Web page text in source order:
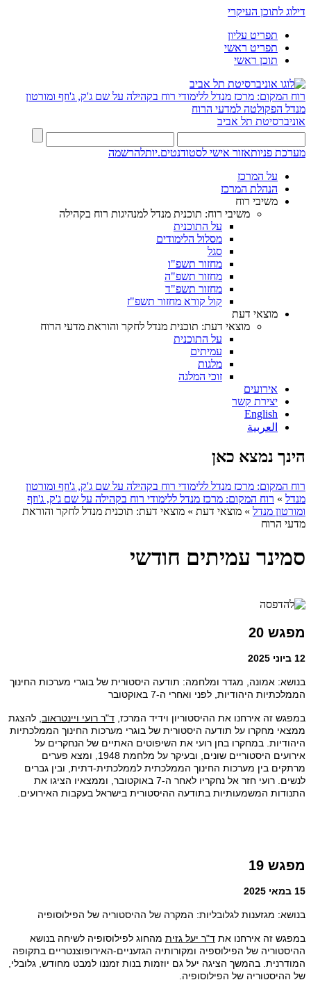
דילוג לתוכן העיקרי
תפריט עליון
תפריט ראשי
תוכן ראשי
רוח המקום: מרכז מנדל ללימודי רוח בקהילה על שם ג'ק, ג'וזף ומורטון
מנדל הפקולטה למדעי הרוח
אוניברסיטת תל אביב
מערכת פניותאזור אישי לסטודנטים.יותלהרשמה
על המרכז
הנהלת המרכז
משיבי רוח
משיבי רוח: תוכנית מנדל למנהיגות רוח בקהילה
על התוכנית
מסלול הלימודים
סגל
מחזור תשפ"ו
מחזור תשפ"ה
מחזור תשפ"ד
קול קורא מחזור תשפ"ז
מוצאי דעת
מוצאי דעת: תוכנית מנדל לחקר והוראת מדעי הרוח
על התוכנית
עמיתים
מלגות
זוכי המלגה
אירועים
יצירת קשר
English
العربية
הינך נמצא כאן
רוח המקום: מרכז מנדל ללימודי רוח בקהילה על שם ג'ק, ג'וזף ומורטון
מנדל » רוח המקום: מרכז מנדל ללימודי רוח בקהילה על שם ג'ק, ג'וזף
ומורטון מנדל » מוצאי דעת » מוצאי דעת: תוכנית מנדל לחקר והוראת
מדעי הרוח
סמינר עמיתים חודשי
מפגש 20
12 ביוני 2025
בנושא: אמונה, מגדר ומלחמה: תודעה היסטורית של בוגרי מערכות החינוך
הממלכתיות היהודיות, לפני ואחרי ה-7 באוקטובר
במפגש זה אירחנו את ההיסטוריון וידיד המרכז, ד"ר רועי ויינטראוב , להצגת
ממצאי מחקרו על תודעה היסטורית של בוגרי מערכות החינוך הממלכתיות
היהודיות. במחקרו בחן רועי את השיפוטים האתיים של הנחקרים על
אירועים היסטוריים שונים, ובעיקר על מלחמת 1948, ומצא פערים
מרתקים בין מערכות החינוך הממלכתית לממלכתית-דתית, ובין גברים
לנשים. רועי חזר אל נחקריו לאחר ה-7 באוקטובר, וממצאיו הציגו את
התנודות המשמעותיות בתודעה ההיסטורית בישראל בעקבות האירועים.
מפגש 19
15 במאי 2025
בנושא: מגזענות לגלובליות: המקרה של ההיסטוריה של הפילוסופיה
במפגש זה אירחנו את ד"ר יעל גזית מהחוג לפילוסופיה לשיחה בנושא
ההיסטוריה של הפילוספיה ומקורותיה הגזעניים-האירופוצנטריים בתקופה
המודרנית. בהמשך הציגה יעל גם יוזמות בנות זמננו למבט מחודש, גלובלי,
של ההיסטוריה של הפילוסופיה.